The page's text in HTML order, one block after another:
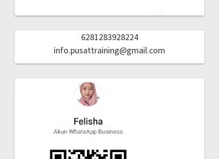
6281283928224
info.pusattraining@gmail.com